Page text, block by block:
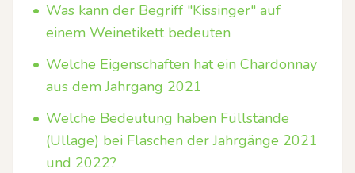
• Was kann der Begriff "Kissinger" auf
einem Weinetikett bedeuten
• Welche Eigenschaften hat ein Chardonnay
aus dem Jahrgang 2021
• Welche Bedeutung haben Füllstände
(Ullage) bei Flaschen der Jahrgänge 2021
und 2022?